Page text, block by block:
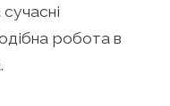
робота в